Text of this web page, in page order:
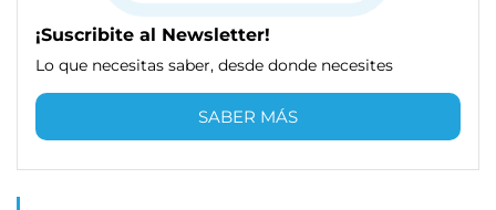
¡Suscribite al Newsletter!
Lo que necesitas saber, desde donde necesites
SABER MÁS